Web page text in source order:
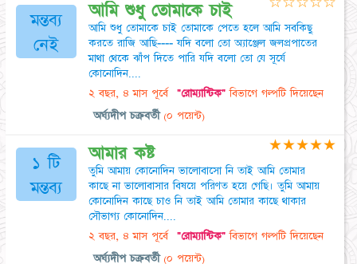
মন্তব্য
নেই
আমি শুধু তোমাকে চাই
আমি শুধু তোমাকে চাই তোমাকে পেতে হলে আমি সবকিছু
করতে রাজি আছি---- যদি বলো তো অ্যাঞ্জেল জলপ্রপাতের
মাথা থেকে ঝাঁপ দিতে পারি যদি বলো তো যে সূর্যে
কোনোদিন....
২ বছর, ৪ মাস পূর্বে "রোম্যান্টিক"বিভাগে গল্পটি দিয়েছেন
অর্ঘ্যদীপ চক্রবর্তী (০ পয়েন্ট)
১ টি
মন্তব্য
আমার কষ্ট
তুমি আমায় কোনোদিন ভালোবাসো নি তাই আমি তোমার
কাছে না ভালোবাসার বিষয়ে পরিণত হয়ে গেছি। তুমি আমায়
কোনোদিন কাছে চাও নি তাই আমি তোমার কাছে থাকার
সৌভাগ্য কোনোদিন....
২ বছর, ৪ মাস পূর্বে "রোম্যান্টিক"বিভাগে গল্পটি দিয়েছেন
অর্ঘ্যদীপ চক্রবর্তী (০ পয়েন্ট)
★★★★★